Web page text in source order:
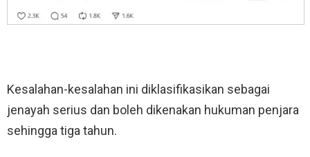
Kesalahan-kesalahan ini diklasifikasikan sebagai
jenayah serius dan boleh dikenakan hukuman penjara
sehingga tiga tahun.